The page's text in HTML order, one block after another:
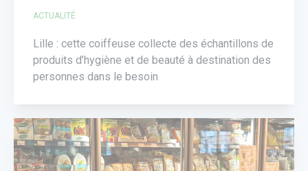
ACTUALITÉ
Lille : cette coiffeuse collecte des échantillons de
produits d’hygiène et de beauté à destination des
personnes dans le besoin